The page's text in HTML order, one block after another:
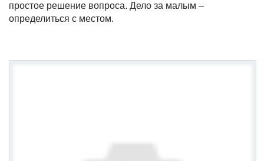
простое решение вопроса. Дело за малым –
определиться с местом.